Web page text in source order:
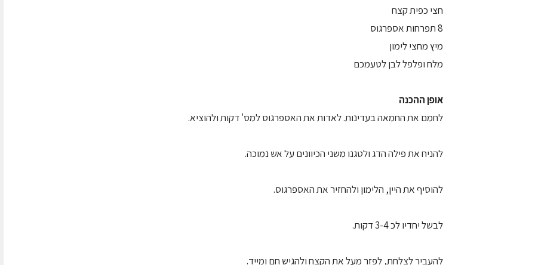
חצי כפית קצח
8 תפרחות אספרגוס
מיץ מחצי לימון
מלח ופלפל לבן לטעמכם
אופן ההכנה
לחמם את החמאה בעדינות. לאדות את האספרגוס למס' דקות ולהוציא.
להניח את פילה הדג ולטגנו משני הכיוונים על אש נמוכה.
להוסיף את היין, הלימון ולהחזיר את האספרגוס.
לבשל יחדיו לכ 3-4 דקות.
להעביר לצלחת, לפזר מעל את הקצח ולהגיש חם ומייד.